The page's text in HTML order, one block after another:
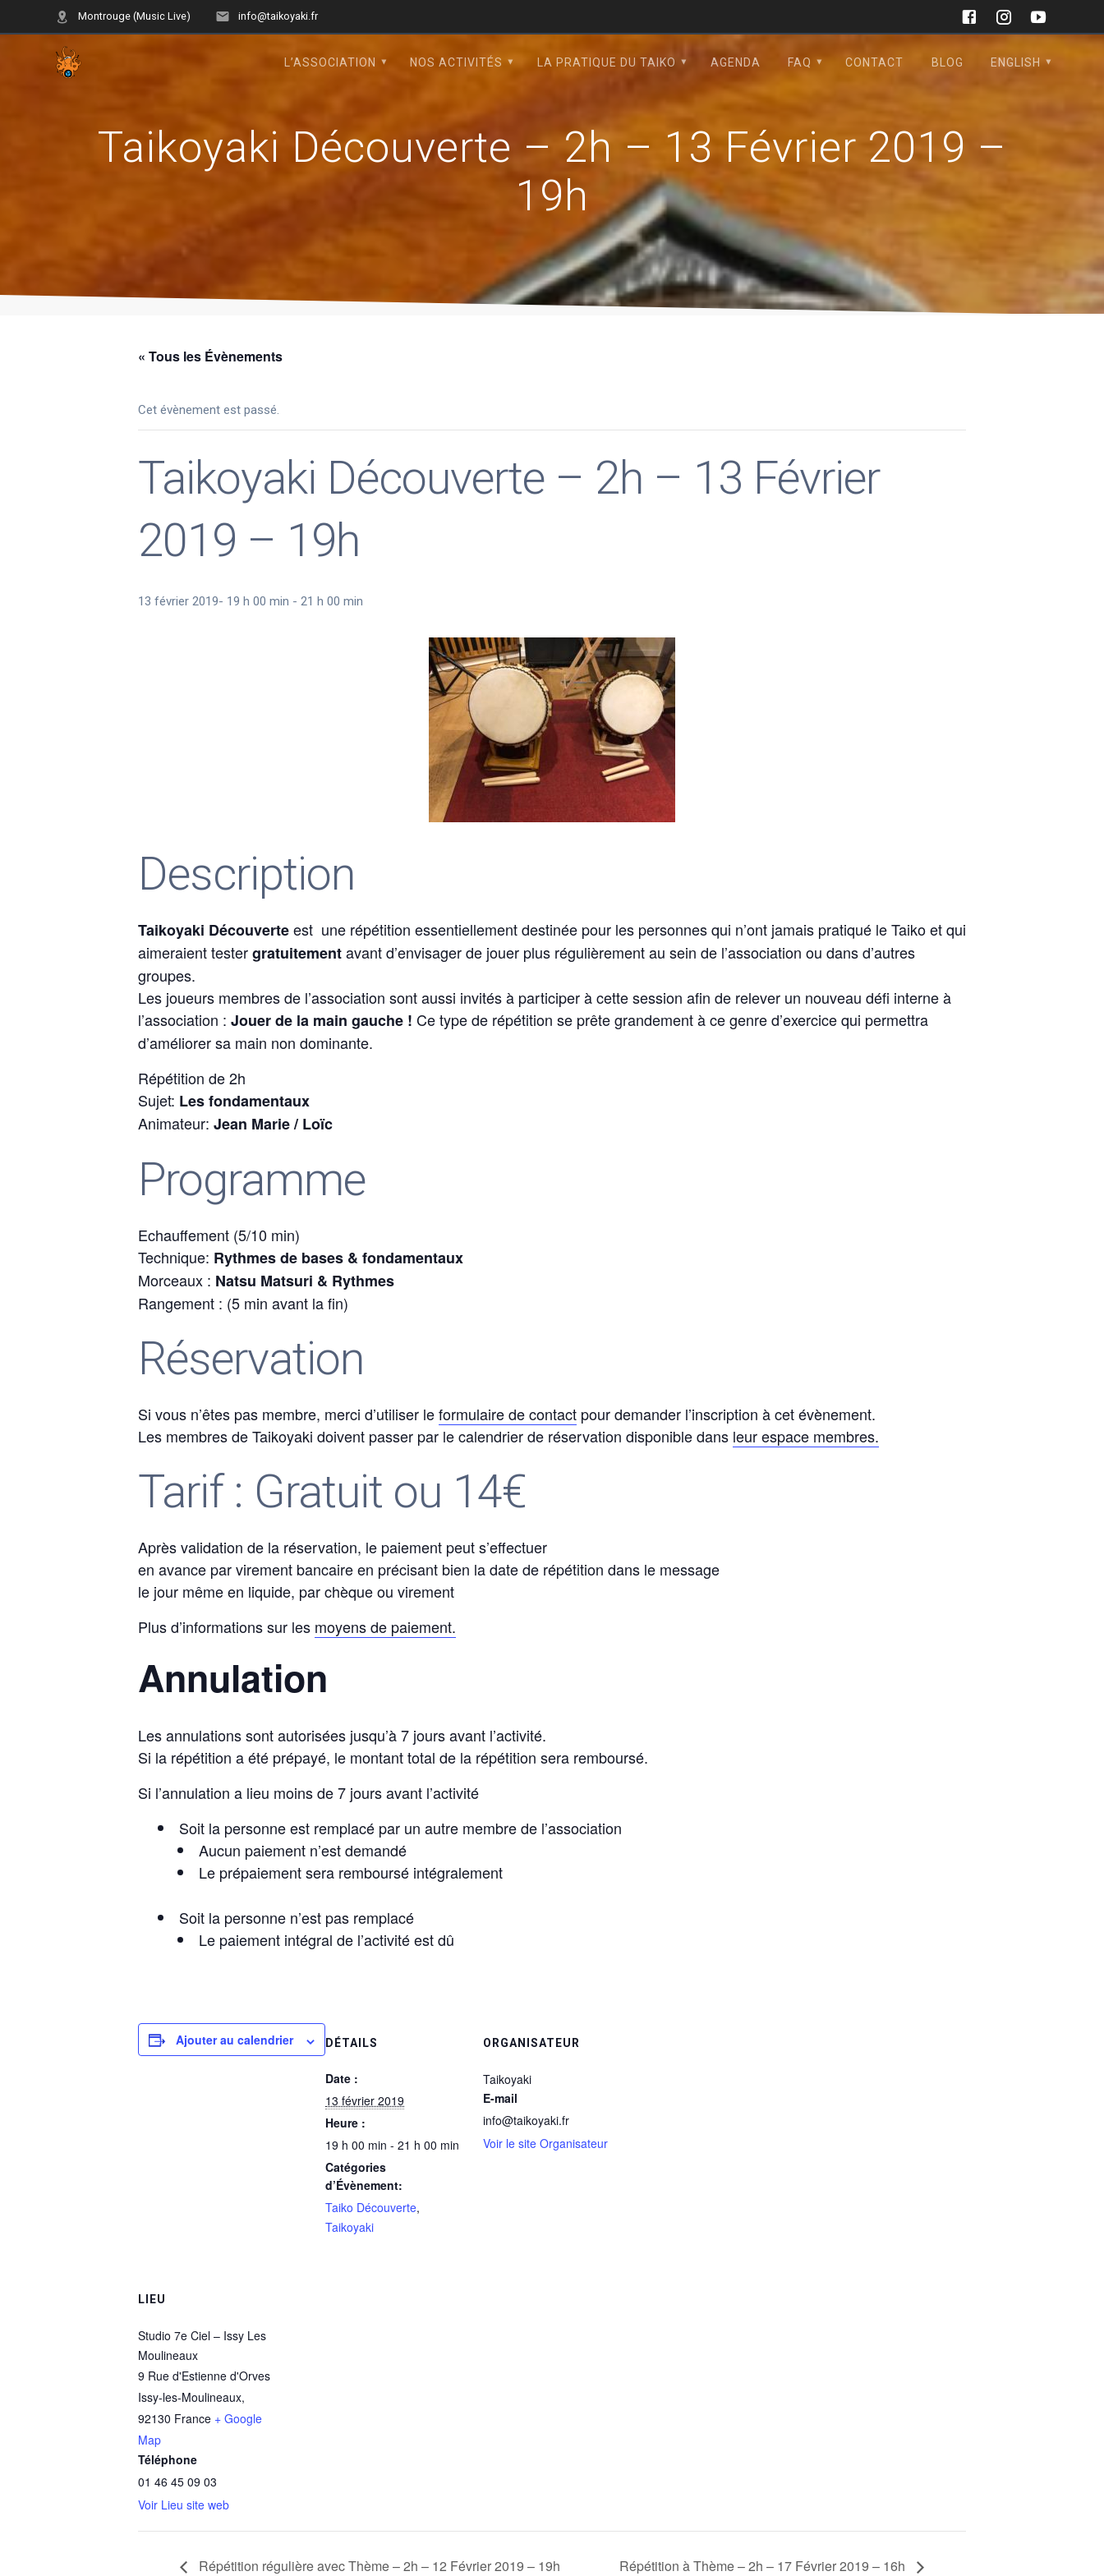
Montrouge (Music Live) info@taikoyaki.fr
L’ASSOCIATION NOS ACTIVITÉS LA PRATIQUE DU TAIKO AGENDA FAQ CONTACT BLOG ENGLISH
Taikoyaki Découverte – 2h – 13 Février 2019 –
19h
« Tous les Évènements
Cet évènement est passé.
Taikoyaki Découverte – 2h – 13 Février
2019 – 19h
13 février 2019- 19 h 00 min - 21 h 00 min
Description
Taikoyaki Découverteest une répétition essentiellement destinée pour les personnes qui n’ont jamais pratiqué le Taiko et qui
aimeraient testergratuitementavant d’envisager de jouer plus régulièrement au sein de l’association ou dans d’autres
groupes.
Les joueurs membres de l’association sont aussi invités à participer à cette session afin de relever un nouveau défi interne à
l’association : Jouer de la main gauche ! Ce type de répétition se prête grandement à ce genre d’exercice qui permettra
d’améliorer sa main non dominante.
Répétition de 2h
Sujet: Les fondamentaux
Animateur: Jean Marie / Loïc
Programme
Echauffement (5/10 min)
Technique: Rythmes de bases & fondamentaux
Morceaux : Natsu Matsuri & Rythmes
Rangement : (5 min avant la fin)
Réservation
Si vous n’êtes pas membre, merci d’utiliser leformulaire de contact pour demander l’inscription à cet évènement.
Les membres de Taikoyaki doivent passer par le calendrier de réservation disponible dans leur espace membres.
Tarif : Gratuit ou 14€
Après validation de la réservation, le paiement peut s’effectuer
en avance par virement bancaire en précisant bien la date de répétition dans le message
le jour même en liquide, par chèque ou virement
Plus d’informations sur les moyens de paiement.
Annulation
Les annulations sont autorisées jusqu’à 7 jours avant l’activité.
Si la répétition a été prépayé, le montant total de la répétition sera remboursé.
Si l’annulation a lieu moins de 7 jours avant l’activité
Soit la personne est remplacé par un autre membre de l’association
Aucun paiement n’est demandé
Le prépaiement sera remboursé intégralement
Soit la personne n’est pas remplacé
Le paiement intégral de l’activité est dû
Ajouter au calendrier DÉTAILS
Date :
13 février 2019
Heure :
19 h 00 min - 21 h 00 min
Catégories
d’Évènement:
Taiko Découverte,
Taikoyaki
ORGANISATEUR
Taikoyaki
E-mail
info@taikoyaki.fr
Voir le site Organisateur
LIEU
Studio 7e Ciel – Issy Les
Moulineaux
9 Rue d'Estienne d'Orves
Issy-les-Moulineaux,
92130 France + Google
Map
Téléphone
01 46 45 09 03
Voir Lieu site web
Répétition régulière avec Thème – 2h – 12 Février 2019 – 19h Répétition à Thème – 2h – 17 Février 2019 – 16h